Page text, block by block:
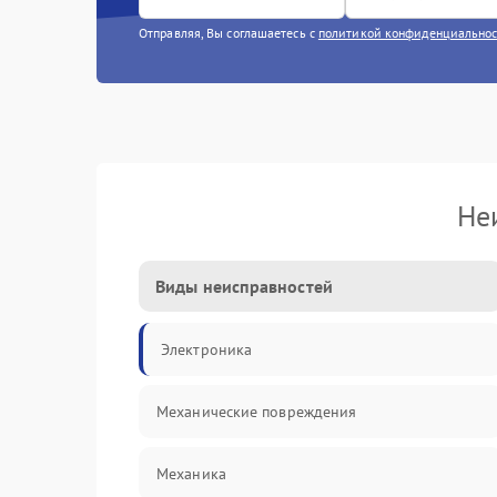
Отправляя, Вы соглашаетесь с политикой
Виды неисправностей
Электроника
Механические повреждения
Механика